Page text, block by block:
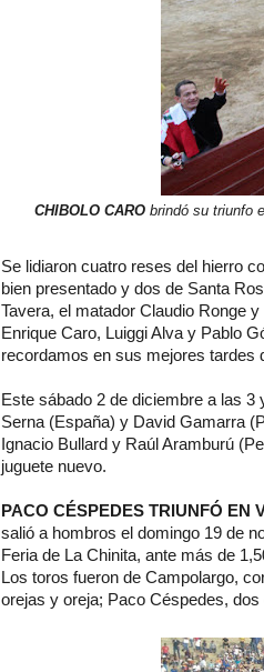
CHIBOLO CARObrindó su triunfo
Se lidiaron cuatro reses del hierro
bien presentado y dos de Santa
Tavera, el matador Claudio Ronge
Enrique Caro, Luiggi Alva y Pablo
recordamos en sus mejores tardes
Este sábado 2 de diciembre a las
Serna (España) y David Gamarra
Ignacio Bullard y Raúl Aramburú
juguete nuevo.
PACO CÉSPEDES TRIUNFÓ EN
salió a hombros el domingo 19 de
Feria de La Chinita, ante más de
Los toros fueron de Campolargo,
orejas y oreja; Paco Céspedes,